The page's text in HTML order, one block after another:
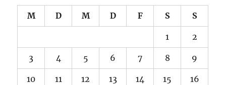
M D M D F S S
1 2
3 4 5 6 7 8 9
10 11 12 13 14 15 16